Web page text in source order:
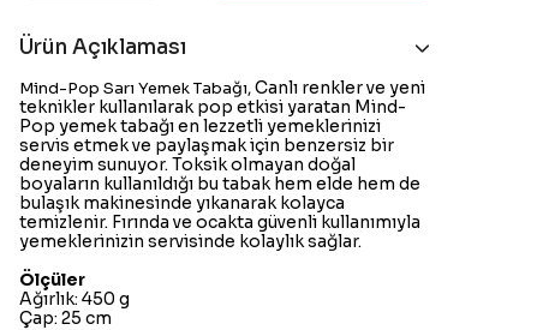
Ürün Açıklaması
Mind-Pop Sarı Yemek Tabağı,Canlı renkler ve yeni
teknikler kullanılarak pop etkisi yaratan Mind-
Pop yemek tabağı en lezzetli yemeklerinizi
servis etmek ve paylaşmak için benzersiz bir
deneyim sunuyor. Toksik olmayan doğal
boyaların kullanıldığı bu tabak hem elde hem de
bulaşık makinesinde yıkanarak kolayca
temizlenir. Fırında ve ocakta güvenli kullanımıyla
yemeklerinizin servisinde kolaylık sağlar.
Ölçüler
Ağırlık: 450 g
Çap: 25 cm